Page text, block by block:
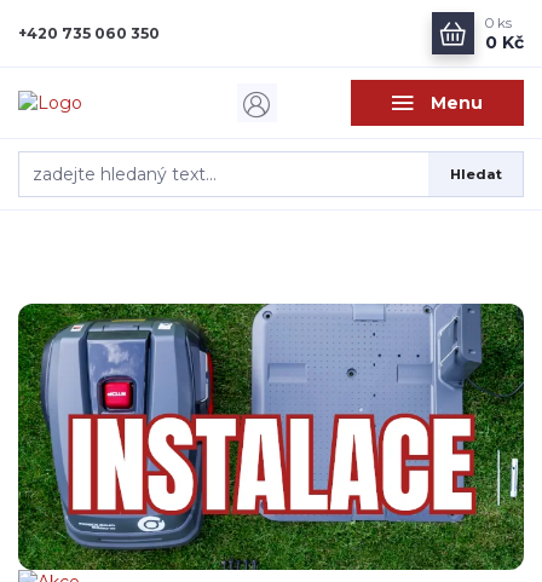
Menu
Hledat
+420 735 060 350
0 ks
0 Kč